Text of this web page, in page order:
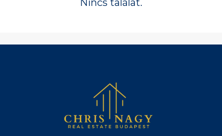
Nincs találat.